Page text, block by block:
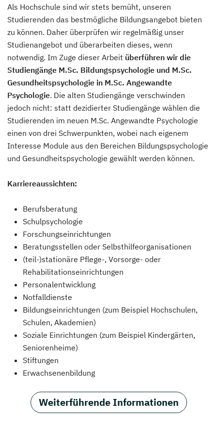
Als Hochschule sind wir stets bemüht, unseren
Studierenden das bestmögliche Bildungsangebot bieten
zu können. Daher überprüfen wir regelmäßig unser
Studienangebot und überarbeiten dieses, wenn
notwendig. Im Zuge dieser Arbeit überführen wir die
Studiengänge M.Sc. Bildungspsychologie und M.Sc.
Gesundheitspsychologie in M.Sc. Angewandte
Psychologie. Die alten Studiengänge verschwinden
jedoch nicht: statt dezidierter Studiengänge wählen die
Studierenden im neuen M.Sc. Angewandte Psychologie
einen von drei Schwerpunkten, wobei nach eigenem
Interesse Module aus den Bereichen Bildungspsychologie
und Gesundheitspsychologie gewählt werden können.
Karriereaussichten:
Berufsberatung
Schulpsychologie
Forschungseinrichtungen
Beratungsstellen oder Selbsthilfeorganisationen
(teil-)stationäre Pflege-, Vorsorge- oder
Rehabilitationseinrichtungen
Personalentwicklung
Notfalldienste
Bildungseinrichtungen (zum Beispiel Hochschulen,
Schulen, Akademien)
Soziale Einrichtungen (zum Beispiel Kindergärten,
Seniorenheime)
Stiftungen
Erwachsenenbildung
Weiterführende Informationen